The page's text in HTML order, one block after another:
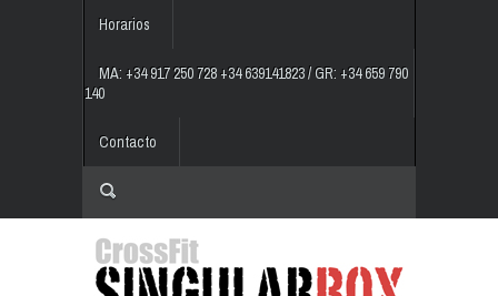
Horarios
MA: +34 917 250 728 +34 639141823 / GR: +34 659 790
140
Contacto